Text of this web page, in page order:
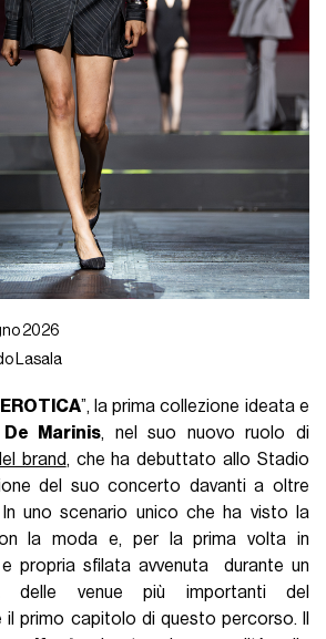
2026
Lasala
EROTICA”, la prima collezione ideata e
Marinis, nel suo nuovo ruolo di
brand, che ha debuttato allo Stadio
del suo concerto davanti a oltre
uno scenario unico che ha visto la
la moda e, per la prima volta in
propria sfilata avvenuta durante un
delle venue più importanti del
il primo capitolo di questo percorso. Il